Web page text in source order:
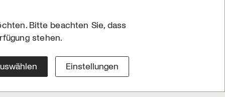
Bitte beachten Sie, dass
stehen.
Einstellungen